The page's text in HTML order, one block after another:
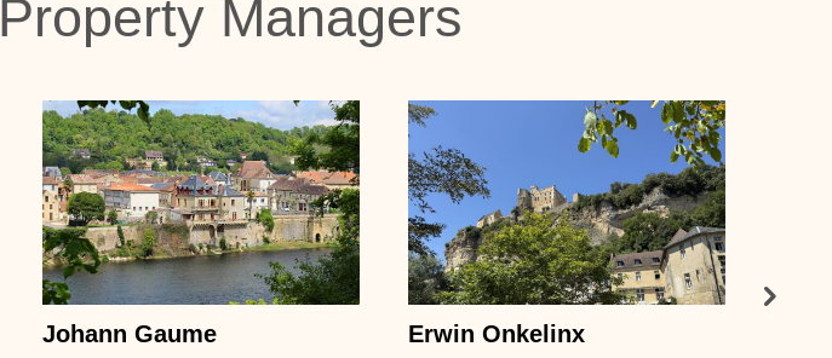
Property Managers
Johann Gaume Erwin Onkelinx